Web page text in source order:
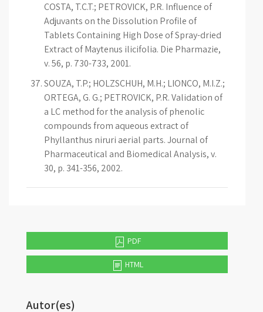
COSTA, T.C.T.; PETROVICK, P.R. Influence of
Adjuvants on the Dissolution Profile of
Tablets Containing High Dose of Spray-dried
Extract of Maytenus ilicifolia. Die Pharmazie,
v. 56, p. 730-733, 2001.
SOUZA, T.P.; HOLZSCHUH, M.H.; LIONÇO, M.I.Z.;
ORTEGA, G. G.; PETROVICK, P.R. Validation of
a LC method for the analysis of phenolic
compounds from aqueous extract of
Phyllanthus niruri aerial parts. Journal of
Pharmaceutical and Biomedical Analysis, v.
30, p. 341-356, 2002.
PDF
HTML
Autor(es)